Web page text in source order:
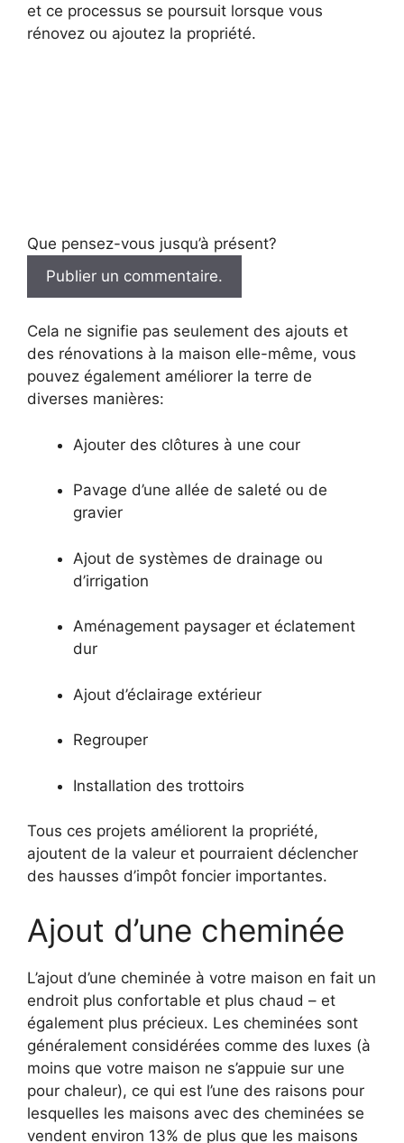
et ce processus se poursuit lorsque vous
rénovez ou ajoutez la propriété.
Que pensez-vous jusqu’à présent?
Publier un commentaire.
Cela ne signifie pas seulement des ajouts et
des rénovations à la maison elle-même, vous
pouvez également améliorer la terre de
diverses manières:
Ajouter des clôtures à une cour
Pavage d’une allée de saleté ou de
gravier
Ajout de systèmes de drainage ou
d’irrigation
Aménagement paysager et éclatement
dur
Ajout d’éclairage extérieur
Regrouper
Installation des trottoirs
Tous ces projets améliorent la propriété,
ajoutent de la valeur et pourraient déclencher
des hausses d’impôt foncier importantes.
Ajout d’une cheminée
L’ajout d’une cheminée à votre maison en fait un
endroit plus confortable et plus chaud – et
également plus précieux. Les cheminées sont
généralement considérées comme des luxes (à
moins que votre maison ne s’appuie sur une
pour chaleur), ce qui est l’une des raisons pour
lesquelles les maisons avec des cheminées se
vendent environ 13% de plus que les maisons